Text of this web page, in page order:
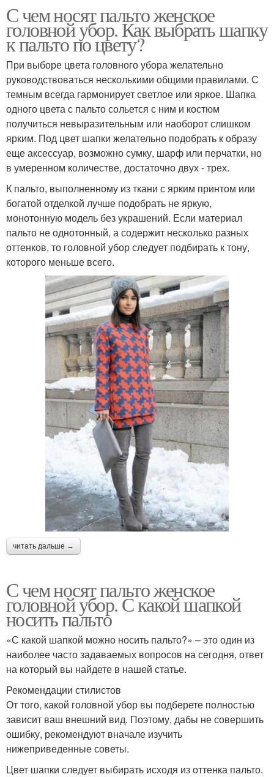
С чем носят пальто женское
головной убор. Как выбрать шапку
к пальто по цвету?
При выборе цвета головного убора желательно
руководствоваться несколькими общими правилами. С
темным всегда гармонирует светлое или яркое. Шапка
одного цвета с пальто сольется с ним и костюм
получиться невыразительным или наоборот слишком
ярким. Под цвет шапки желательно подобрать к образу
еще аксессуар, возможно сумку, шарф или перчатки, но
в умеренном количестве, достаточно двух - трех.
К пальто, выполненному из ткани с ярким принтом или
богатой отделкой лучше подобрать не яркую,
монотонную модель без украшений. Если материал
пальто не однотонный, а содержит несколько разных
оттенков, то головной убор следует подбирать к тону,
которого меньше всего.
читать дальше →
С чем носят пальто женское
головной убор. С какой шапкой
носить пальто
«С какой шапкой можно носить пальто?» – это один из
наиболее часто задаваемых вопросов на сегодня, ответ
на который вы найдете в нашей статье.
Рекомендации стилистов
От того, какой головной убор вы подберете полностью
зависит ваш внешний вид. Поэтому, дабы не совершить
ошибку, рекомендуют вначале изучить
нижеприведенные советы.
Цвет шапки следует выбирать исходя из оттенка пальто.